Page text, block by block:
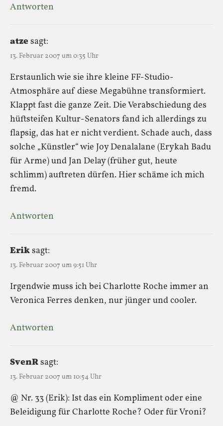
Antworten
atzesagt:
13. Februar 2007 um 0:35 Uhr
Erstaunlich wie sie ihre kleine FF-Studio-
Atmosphäre auf diese Megabühne transformiert.
Klappt fast die ganze Zeit. Die Verabschiedung des
hüftsteifen Kultur-Senators fand ich allerdings zu
flapsig, das hat er nicht verdient. Schade auch, dass
solche „Künstler“ wie Joy Denalalane (Erykah Badu
für Arme) und Jan Delay (früher gut, heute
schlimm) auftreten dürfen. Hier schäme ich mich
fremd.
Antworten
Eriksagt:
13. Februar 2007 um 9:51 Uhr
Irgendwie muss ich bei Charlotte Roche immer an
Veronica Ferres denken, nur jünger und cooler.
Antworten
SvenRsagt:
13. Februar 2007 um 10:54 Uhr
@ Nr. 33 (Erik): Ist das ein Kompliment oder eine
Beleidigung für Charlotte Roche? Oder für Vroni?